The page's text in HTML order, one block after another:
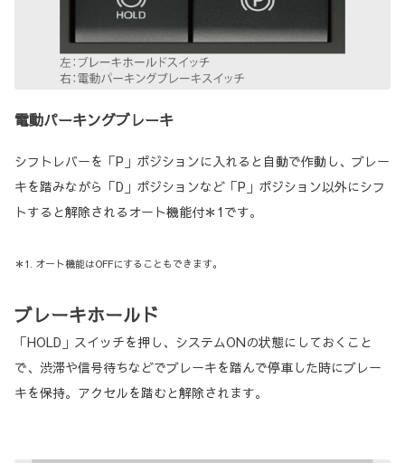
電動パーキングブレーキ
シフトレバーを「P」ポジションに入れると自動で作動し、ブレー
キを踏みながら「D」ポジションなど「P」ポジション以外にシフ
トすると解除されるオート機能付＊1です。
＊1. オート機能はOFFにすることもできます。
ブレーキホールド
「HOLD」スイッチを押し、システムONの状態にしておくこと
で、渋滞や信号待ちなどでブレーキを踏んで停車した時にブレー
キを保持。アクセルを踏むと解除されます。